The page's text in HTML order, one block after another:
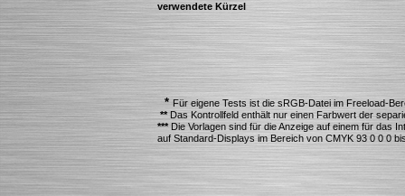
verwendete Kürzel
* Für eigene Tests ist die sRGB-Datei im Freeload-
**Das Kontrollfeld enthält nur einen Farbwert der
***Die Vorlagen sind für die Anzeige auf einem für das
auf Standard-Displays im Bereich von CMYK 93 0 0 0